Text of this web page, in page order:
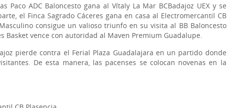
Paco ADC Baloncesto gana al Vítaly La Mar BCBadajoz UEX y se
el Finca Sagrado Cáceres gana en casa al Electromercantil CB
consigue un valioso triunfo en su visita al BB Baloncesto
Basket vence con autoridad al Maven Premium Guadalupe.
pierde contra el Ferial Plaza Guadalajara en un partido donde
De esta manera, las pacenses se colocan novenas en la